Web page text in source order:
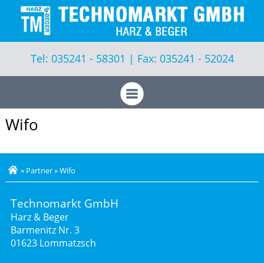
Tel: 035241 - 58301 | Fax: 035241 - 52024
Geräte
Leistungen
Aktuelles
Vorführungen
Kontakt
Wifo
» Partner»Wifo
Technomarkt GmbH
Harz & Beger
Barmenitz Nr. 3
01623 Lommatzsch